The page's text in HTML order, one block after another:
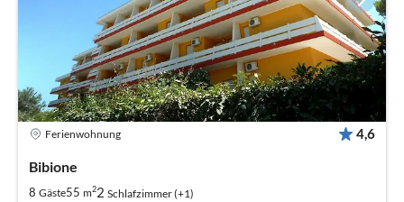
Ferienwohnung 4,6
Bibione
8 Gäste55 m22 Schlafzimmer (+1)